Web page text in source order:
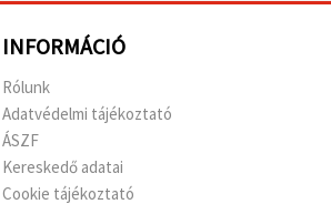
INFORMÁCIÓ
Rólunk
Adatvédelmi tájékoztató
ÁSZF
Kereskedő adatai
Cookie tájékoztató